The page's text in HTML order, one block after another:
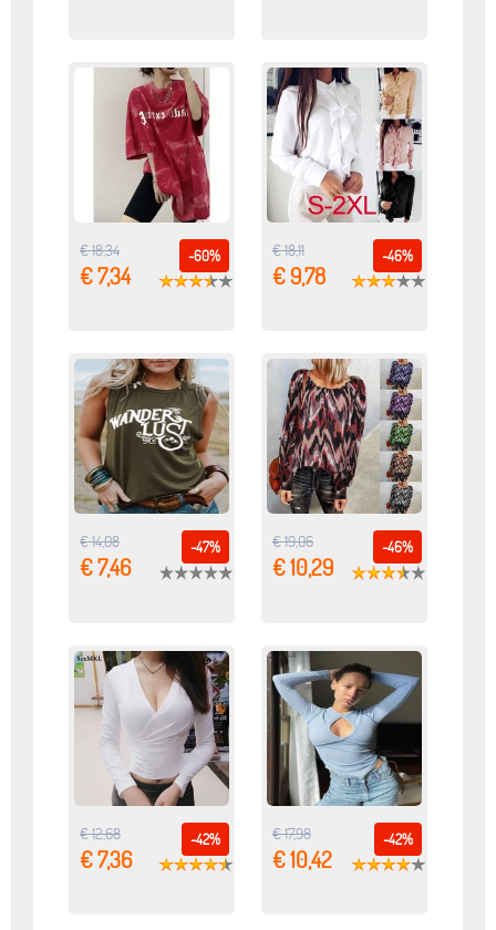
-60%
€ 18,34
€ 7,34
-46%
€ 18,11
€ 9,78
-47%
€ 14,08
€ 7,46
-46%
€ 19,06
€ 10,29
-42%
€ 12,68
€ 7,36
-42%
€ 17,98
€ 10,42